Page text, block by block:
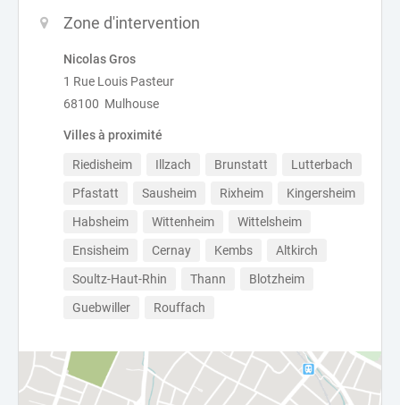
Zone d'intervention
Nicolas Gros
1 Rue Louis Pasteur
68100 Mulhouse
Villes à proximité
Riedisheim Illzach Brunstatt
Lutterbach
Pfastatt
Sausheim Rixheim
Kingersheim
Habsheim
Wittenheim
Wittelsheim
Ensisheim
Cernay Kembs
Altkirch
Soultz-Haut-Rhin
Thann
Blotzheim
Guebwiller
Rouffach